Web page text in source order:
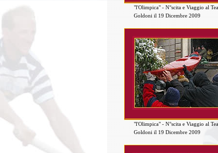
"l'Olimpica" - N°scita e Viaggio al
Goldoni il 19 Dicembre 2009
"l'Olimpica" - N°scita e Viaggio al
Goldoni il 19 Dicembre 2009